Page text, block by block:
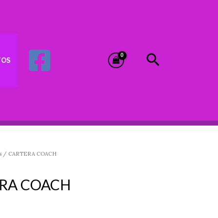
Buscar
/ CARTERA COACH
COACH